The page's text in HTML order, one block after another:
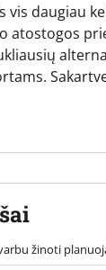
vis daugiau
atostogos
žinoti